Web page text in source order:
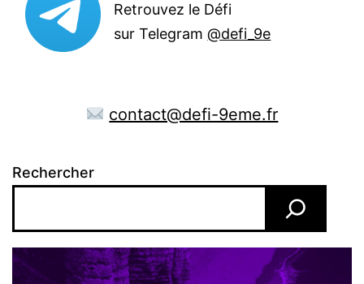
Retrouvez le Défi
sur Telegram@defi_9e
contact@defi-9eme.fr
Rechercher